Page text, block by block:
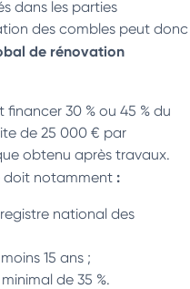
dans les parties
des combles peut donc
de rénovation
30 % ou 45 % du
de 25 000 € par
obtenu après travaux.
doit notamment :
national des
15 ans ;
de 35 %.